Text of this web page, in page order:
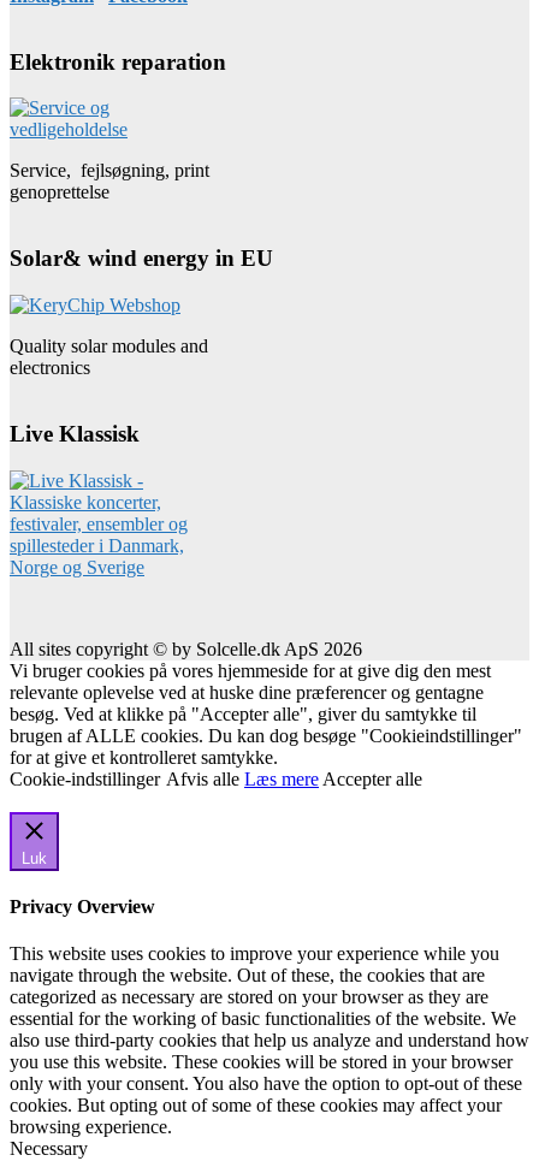
Elektronik reparation
Service, fejlsøgning, print
genoprettelse
Solar& wind energy in EU
Quality solar modules and
electronics
Live Klassisk
All sites copyright © by Solcelle.dk ApS 2026
Vi bruger cookies på vores hjemmeside for at give dig den mest
relevante oplevelse ved at huske dine præferencer og gentagne
besøg. Ved at klikke på "Accepter alle", giver du samtykke til
brugen af ALLE cookies. Du kan dog besøge "Cookieindstillinger"
for at give et kontrolleret samtykke.
Cookie-indstillinger Afvis alle Læs mere Accepter alle
Luk
Privacy Overview
This website uses cookies to improve your experience while you
navigate through the website. Out of these, the cookies that are
categorized as necessary are stored on your browser as they are
essential for the working of basic functionalities of the website. We
also use third-party cookies that help us analyze and understand how
you use this website. These cookies will be stored in your browser
only with your consent. You also have the option to opt-out of these
cookies. But opting out of some of these cookies may affect your
browsing experience.
Necessary